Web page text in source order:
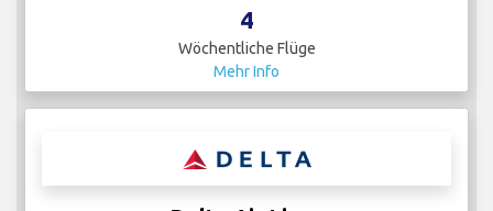
4
Wöchentliche Flüge
Mehr Info